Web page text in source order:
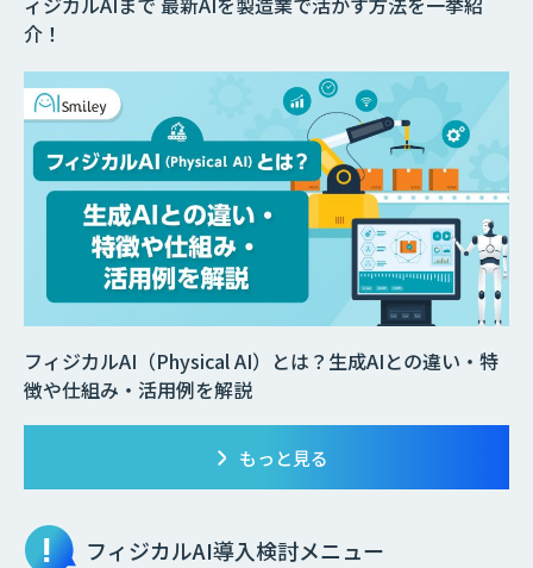
介！
フィジカルAI（Physical AI）とは？生成AIとの違い・特
徴や仕組み・活用例を解説
もっと見る
フィジカルAI導入検討メニュー